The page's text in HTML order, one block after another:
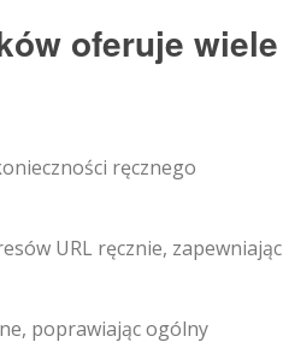
oferuje wiele
ręcznego
URL ręcznie, zapewniając
poprawiając ogólny